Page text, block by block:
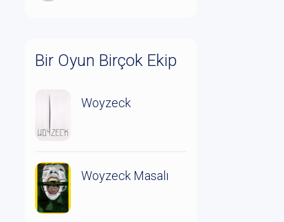
Bir Oyun Birçok Ekip
Woyzeck
Woyzeck Masalı